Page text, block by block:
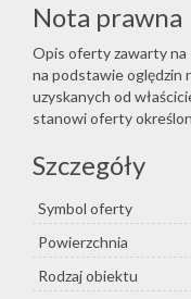
Nota prawna
Opis oferty zawarty
na podstawie oględzin
uzyskanych od
stanowi oferty
Szczegóły
Symbol oferty
Powierzchnia
Rodzaj obiektu